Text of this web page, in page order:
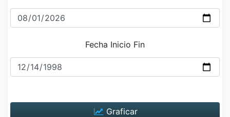
Fecha Inicio Fin
Graficar